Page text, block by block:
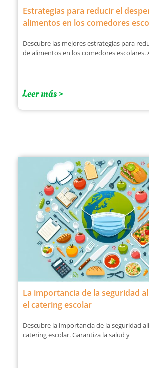
Estrategias para reducir el
alimentos en los comedores
Descubre las mejores estrategias para
de alimentos en los comedores escolares.
Leer más >
La importancia de la seguridad
el catering escolar
Descubre la importancia de la seguridad
catering escolar. Garantiza la salud y